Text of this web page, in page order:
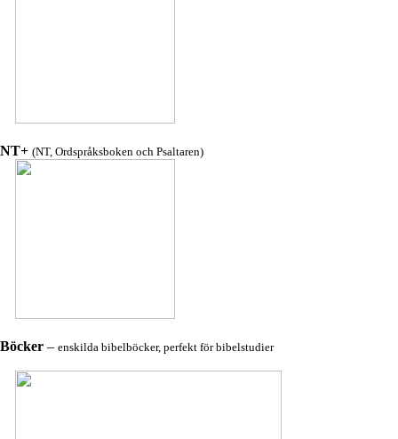
NT+ (NT, Ordspråksboken och Psaltaren)
Böcker – enskilda bibelböcker, perfekt för bibelstudier